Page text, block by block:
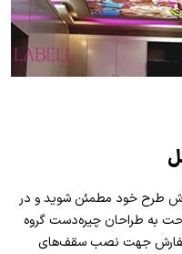
طرح خود مطمئن شوید و در
به طراحان چیره‌دست گروه
سفارش جهت نصب سقف‌های